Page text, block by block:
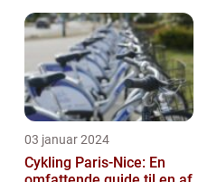
03 januar 2024
Cykling Paris-Nice: En